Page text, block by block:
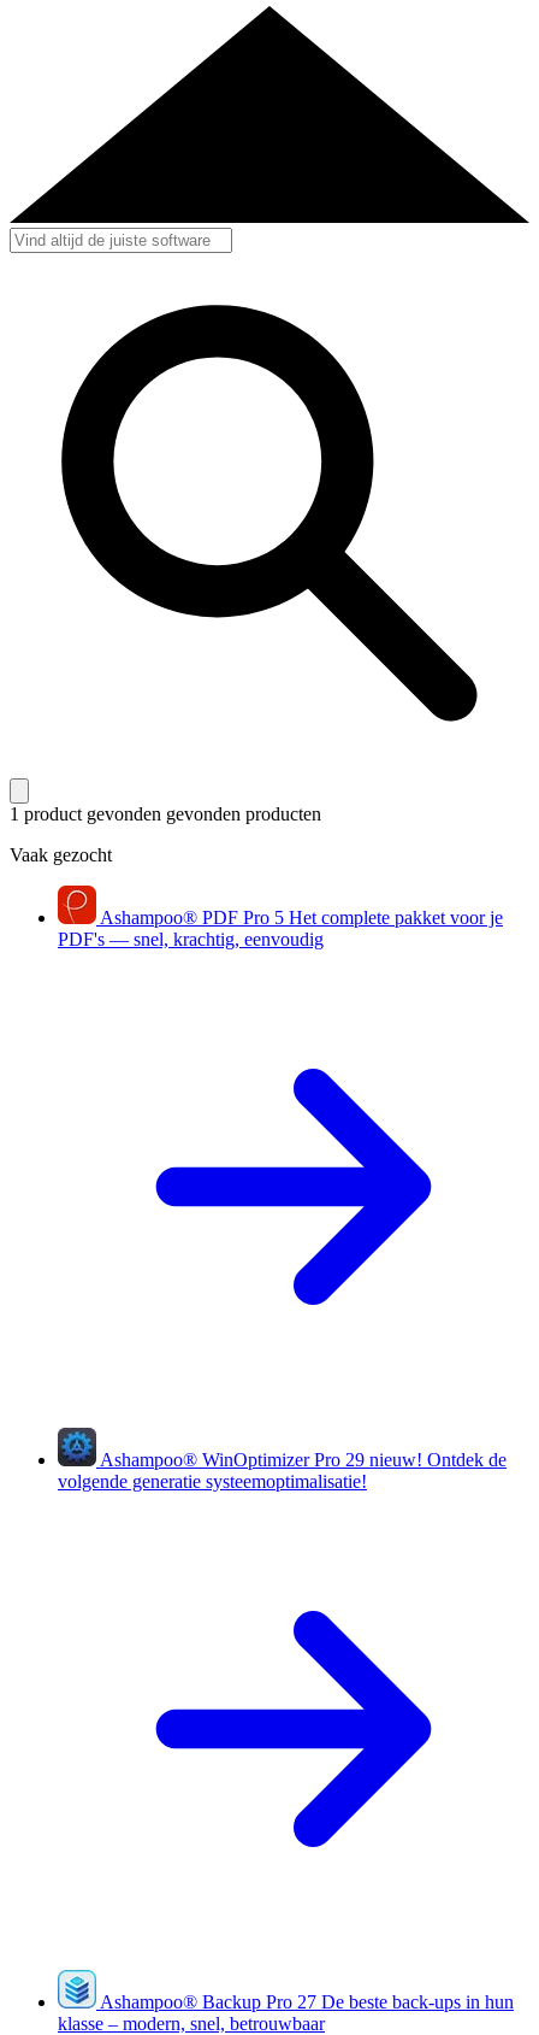
1 product gevonden gevonden producten
Vaak gezocht
Ashampoo® PDF Pro 5 Het complete pakket voor je
PDF's — snel, krachtig, eenvoudig
Ashampoo® WinOptimizer Pro 29 nieuw! Ontdek de
volgende generatie systeemoptimalisatie!
Ashampoo® Backup Pro 27 De beste back-ups in hun
klasse – modern, snel, betrouwbaar